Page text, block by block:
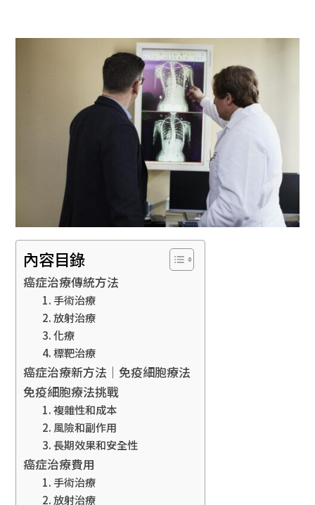
內容目錄
癌症治療傳統方法
1. 手術治療
2. 放射治療
3. 化療
4. 標靶治療
癌症治療新方法｜免疫細胞療法
免疫細胞療法挑戰
1. 複雜性和成本
2. 風險和副作用
3. 長期效果和安全性
癌症治療費用
1. 手術治療
2. 放射治療